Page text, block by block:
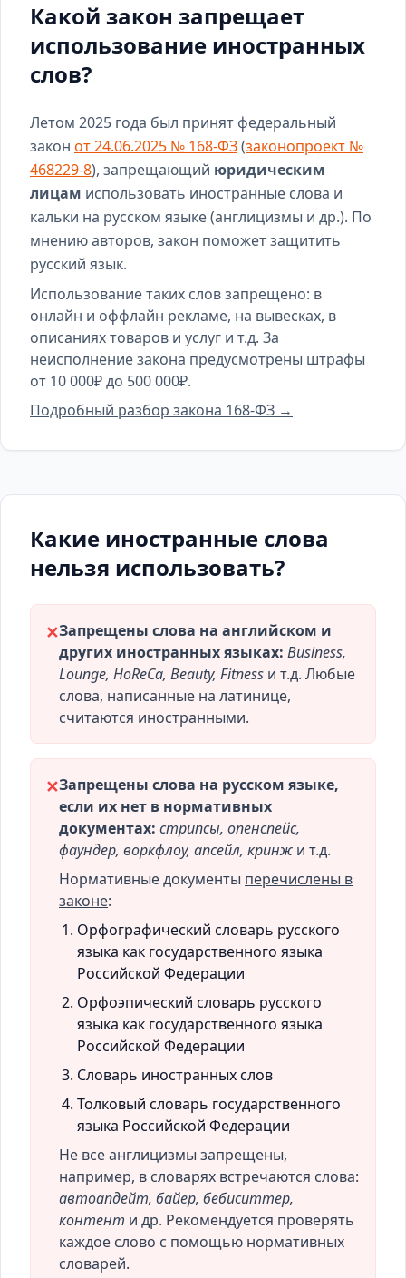
Какой закон запрещает
использование иностранных
слов?
Летом 2025 года был принят федеральный
закон от 24.06.2025 № 168-ФЗ(законопроект №
468229-8), запрещающий юридическим
лицам использовать иностранные слова и
кальки на русском языке (англицизмы и др.). По
мнению авторов, закон поможет защитить
русский язык.
Использование таких слов запрещено: в
онлайн и оффлайн рекламе, на вывесках, в
описаниях товаров и услуг и т.д. За
неисполнение закона предусмотрены штрафы
от 10 000₽ до 500 000₽.
Подробный разбор закона 168-ФЗ →
Какие иностранные слова
нельзя использовать?
✕Запрещены слова на английском и
других иностранных языках: Business,
Lounge, HoReCa, Beauty, Fitness и т.д. Любые
слова, написанные на латинице,
считаются иностранными.
✕Запрещены слова на русском языке,
если их нет в нормативных
документах: стрипсы, опенспейс,
фаундер, воркфлоу, апсейл, кринж и т.д.
Нормативные документы перечислены в
законе:
Орфографический словарь русского
языка как государственного языка
Российской Федерации
Орфоэпический словарь русского
языка как государственного языка
Российской Федерации
Словарь иностранных слов
Толковый словарь государственного
языка Российской Федерации
Не все англицизмы запрещены,
например, в словарях встречаются слова:
автоапдейт, байер, бебиситтер,
контент и др. Рекомендуется проверять
каждое слово с помощью нормативных
словарей.